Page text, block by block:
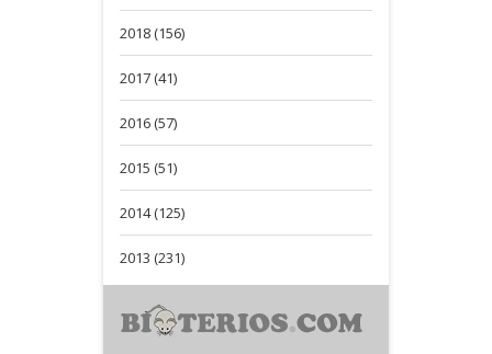
2018 (156)
2017 (41)
2016 (57)
2015 (51)
2014 (125)
2013 (231)